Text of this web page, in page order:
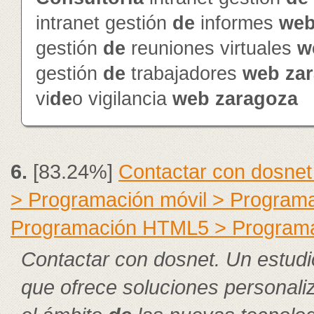
intranet gestión de informes
gestión de reuniones virtuales
gestión de trabajadores web
video vigilancia web zaragoza
6.[83.24%] Contactar con
> Programación móvil >
Programación HTML5 >
Contactar con dosnet. Un
que ofrece soluciones